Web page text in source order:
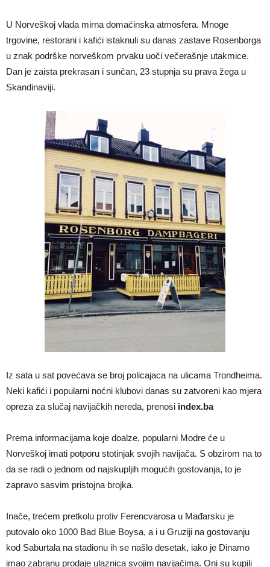
U Norveškoj vlada mirna domaćinska atmosfera. Mnoge
trgovine, restorani i kafići istaknuli su danas zastave Rosenborga
u znak podrške norveškom prvaku uoči večerašnje utakmice.
Dan je zaista prekrasan i sunčan, 23 stupnja su prava žega u
Skandinaviji.
Iz sata u sat povećava se broj policajaca na ulicama Trondheima.
Neki kafići i popularni noćni klubovi danas su zatvoreni kao mjera
opreza za slučaj navijačkih nereda, prenosi index.ba
Prema informacijama koje doalze, popularni Modre će u
Norveškoj imati potporu stotinjak svojih navijača. S obzirom na to
da se radi o jednom od najskupljih mogućih gostovanja, to je
zapravo sasvim pristojna brojka.
Inače, trećem pretkolu protiv Ferencvarosa u Mađarsku je
putovalo oko 1000 Bad Blue Boysa, a i u Gruziji na gostovanju
kod Saburtala na stadionu ih se našlo desetak, iako je Dinamo
imao zabranu prodaje ulaznica svojim navijačima. Oni su kupili